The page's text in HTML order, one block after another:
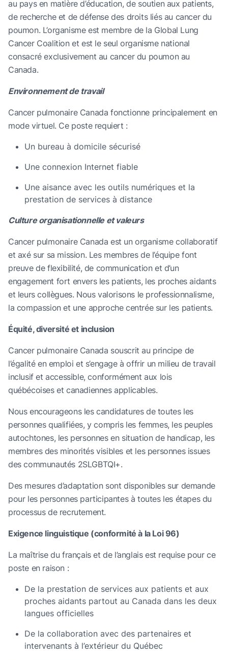
au pays en matière d’éducation, de soutien aux patients,
de recherche et de défense des droits liés au cancer du
poumon. L’organisme est membre de la Global Lung
Cancer Coalition et est le seul organisme national
consacré exclusivement au cancer du poumon au
Canada.
Environnement de travail
Cancer pulmonaire Canada fonctionne principalement en
mode virtuel. Ce poste requiert :
Un bureau à domicile sécurisé
Une connexion Internet fiable
Une aisance avec les outils numériques et la
prestation de services à distance
Culture organisationnelle et valeurs
Cancer pulmonaire Canada est un organisme collaboratif
et axé sur sa mission. Les membres de l’équipe font
preuve de flexibilité, de communication et d’un
engagement fort envers les patients, les proches aidants
et leurs collègues. Nous valorisons le professionnalisme,
la compassion et une approche centrée sur les patients.
Équité, diversité et inclusion
Cancer pulmonaire Canada souscrit au principe de
l’égalité en emploi et s’engage à offrir un milieu de travail
inclusif et accessible, conformément aux lois
québécoises et canadiennes applicables.
Nous encourageons les candidatures de toutes les
personnes qualifiées, y compris les femmes, les peuples
autochtones, les personnes en situation de handicap, les
membres des minorités visibles et les personnes issues
des communautés 2SLGBTQI+.
Des mesures d’adaptation sont disponibles sur demande
pour les personnes participantes à toutes les étapes du
processus de recrutement.
Exigence linguistique (conformité à la Loi 96)
La maîtrise du français et de l’anglais est requise pour ce
poste en raison :
De la prestation de services aux patients et aux
proches aidants partout au Canada dans les deux
langues officielles
De la collaboration avec des partenaires et
intervenants à l’extérieur du Québec